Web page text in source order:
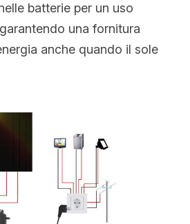
batterie per un uso
una fornitura
anche quando il sole